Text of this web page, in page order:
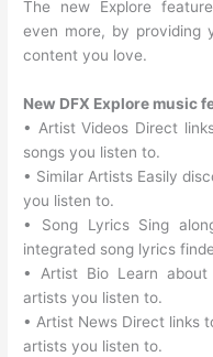
The new Explore
even more, by providing
content you love.
New DFX Explore music
• Artist Videos Direct
songs you listen to.
• Similar Artists Easily
you listen to.
• Song Lyrics Sing
integrated song lyrics
• Artist Bio Learn
artists you listen to.
• Artist News Direct links
artists you listen to.